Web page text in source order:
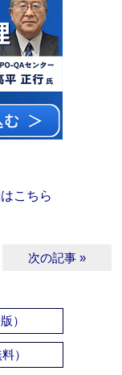
こちら
次の記事 »
）
）